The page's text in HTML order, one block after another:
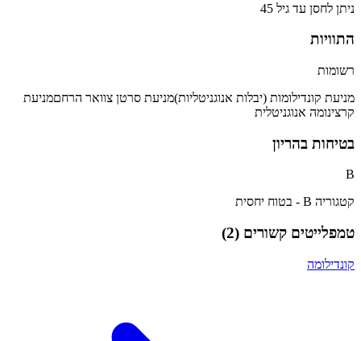
ניתן לחסן עד גיל 45
התוויות
רשומות
מניעת קונדילומות (יבלות אנוגניטליות)מניעת סרטן צוואר הרחםמניעת
קרצינומה אנוגניטלית
בטיחות בהריון
B
קטגוריה B - בטוח יחסית
טמפלייטים קשורים (2
)
קונדילומה